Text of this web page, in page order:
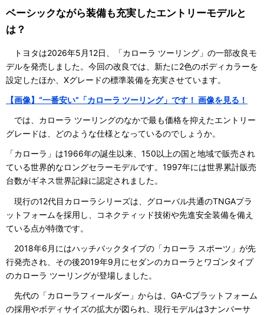
ベーシックながら装備も充実したエントリーモデルと
は？
トヨタは2026年5月12日、「カローラ ツーリング」の一部改良モ
デルを発売しました。今回の改良では、新たに2色のボディカラーを
設定したほか、Xグレードの標準装備を充実させています。
【画像】“一番安い”「カローラ ツーリング」です！ 画像を見る！
では、カローラ ツーリングのなかで最も価格を抑えたエントリー
グレードは、どのような仕様となっているのでしょうか。
「カローラ」は1966年の誕生以来、150以上の国と地域で販売され
ている世界的なロングセラーモデルです。1997年には世界累計販売
台数がギネス世界記録に認定されました。
現行の12代目カローラシリーズは、グローバル共通のTNGAプラ
ットフォームを採用し、コネクティッド技術や先進安全装備を備え
ている点が特徴です。
2018年6月にはハッチバックタイプの「カローラ スポーツ」が先
行発売され、その後2019年9月にセダンのカローラとワゴンタイプ
のカローラ ツーリングが登場しました。
先代の「カローラフィールダー」からは、GA-Cプラットフォーム
の採用やボディサイズの拡大が図られ、現行モデルは3ナンバーサ